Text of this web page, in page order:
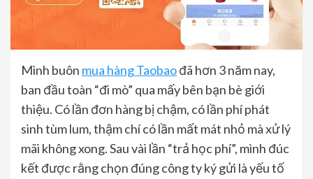
Mình buôn mua hàng Taobaođã hơn 3 năm nay,
ban đầu toàn “đi mò” qua mấy bên bạn bè giới
thiệu. Có lần đơn hàng bị chậm, có lần phí phát
sinh tùm lum, thậm chí có lần mất mát nhỏ mà xử lý
mãi không xong. Sau vài lần “trả học phí”, mình đúc
kết được rằng chọn đúng công ty ký gửi là yếu tố